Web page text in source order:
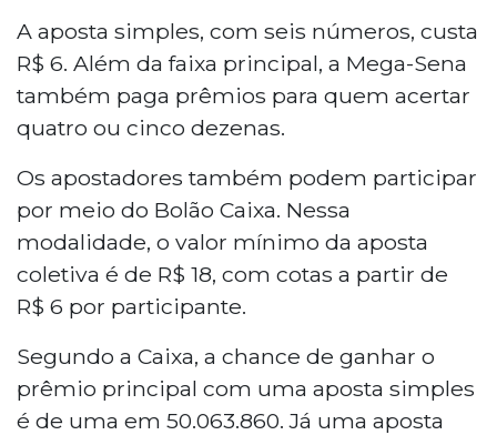
A aposta simples, com seis números, custa
R$ 6. Além da faixa principal, a Mega-Sena
também paga prêmios para quem acertar
quatro ou cinco dezenas.
Os apostadores também podem participar
por meio do Bolão Caixa. Nessa
modalidade, o valor mínimo da aposta
coletiva é de R$ 18, com cotas a partir de
R$ 6 por participante.
Segundo a Caixa, a chance de ganhar o
prêmio principal com uma aposta simples
é de uma em 50.063.860. Já uma aposta